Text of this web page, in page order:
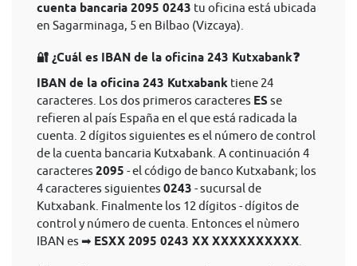
cuenta bancaria 2095 0243 tu oficina está ubicada
en Sagarminaga, 5 en Bilbao (Vizcaya).
🔐 ¿Cuál es IBAN de la oficina 243 Kutxabank❓
IBAN de la oficina 243 Kutxabank tiene 24
caracteres. Los dos primeros caracteres ES se
refieren al país España en el que está radicada la
cuenta. 2 dígitos siguientes es el número de control
de la cuenta bancaria Kutxabank. A continuación 4
caracteres 2095 - el código de banco Kutxabank; los
4 caracteres siguientes 0243 - sucursal de
Kutxabank. Finalmente los 12 dígitos - dígitos de
control y número de cuenta. Entonces el nùmero
IBAN es ➡ ESXX 2095 0243 XX XXXXXXXXXX